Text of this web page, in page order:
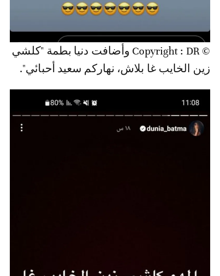
© Copyright : DR وأضافت دنيا بطمة "كلشي
زين الخايب غا بلاش، نهاركم سعيد أحبائي".